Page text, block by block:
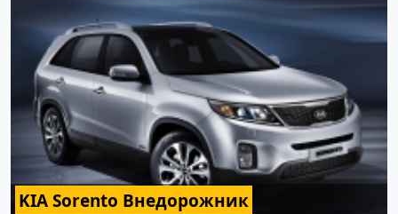
KIA Sorento Внедорожник